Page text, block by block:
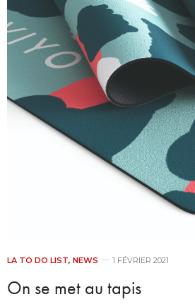
LA TO DO LIST, NEWS 1 FÉVRIER 2021
On se met au tapis